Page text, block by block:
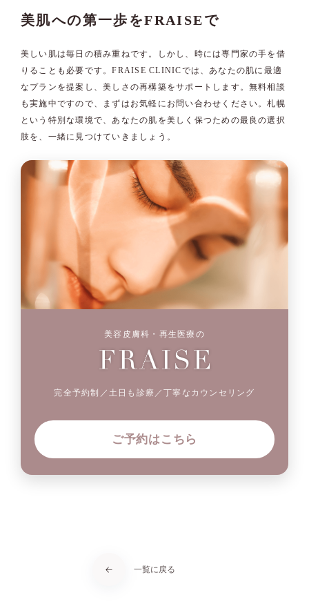
美肌への第一歩をFRAISEで
美しい肌は毎日の積み重ねです。しかし、時には専門家の手を借
りることも必要です。FRAISE CLINICでは、あなたの肌に最適
なプランを提案し、美しさの再構築をサポートします。無料相談
も実施中ですので、まずはお気軽にお問い合わせください。札幌
という特別な環境で、あなたの肌を美しく保つための最良の選択
肢を、一緒に見つけていきましょう。
美容皮膚科・再生医療の
完全予約制／土日も診療／丁寧なカウンセリング
ご予約はこちら
一覧に戻る